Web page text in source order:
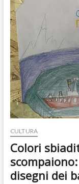
guerra
di
Putin
CULTURA
Colori
disegni dei